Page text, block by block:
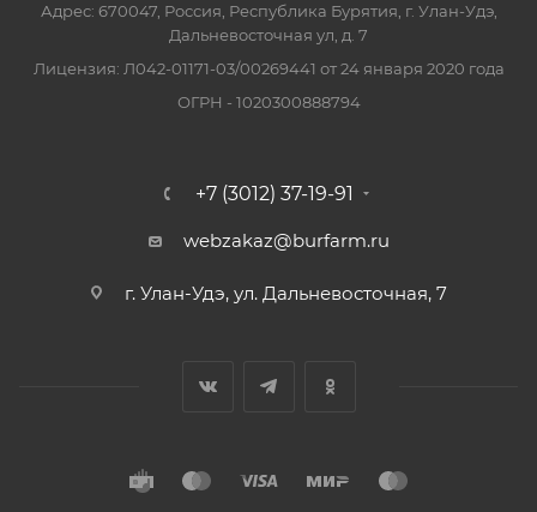
Адрес: 670047, Россия, Республика Бурятия, г. Улан-Удэ,
Дальневосточная ул, д. 7
Лицензия: Л042-01171-03/00269441 от 24 января 2020 года
ОГРН - 1020300888794
+7 (3012) 37-19-91
webzakaz@burfarm.ru
г. Улан-Удэ, ул. Дальневосточная, 7